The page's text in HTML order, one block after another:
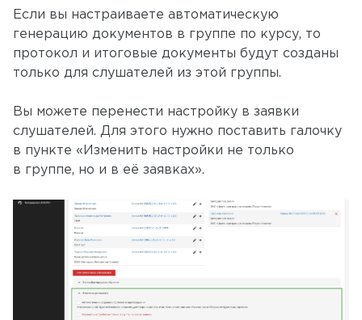
Если вы настраиваете автоматическую
генерацию документов в группе по курсу, то
протокол и итоговые документы будут созданы
только для слушателей из этой группы.
Вы можете перенести настройку в заявки
слушателей. Для этого нужно поставить галочку
в пункте «Изменить настройки не только
в группе, но и в её заявках».